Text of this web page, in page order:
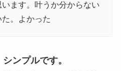
ます。叶うか分からない
。よかった
ンプルです。